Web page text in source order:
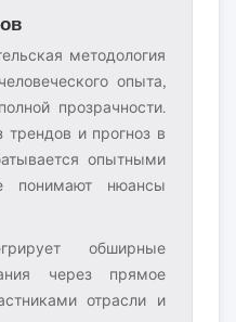
методология
опыта,
прозрачности.
трендов и прогноз в
опытными
понимают нюансы
обширные
через прямое
отрасли и